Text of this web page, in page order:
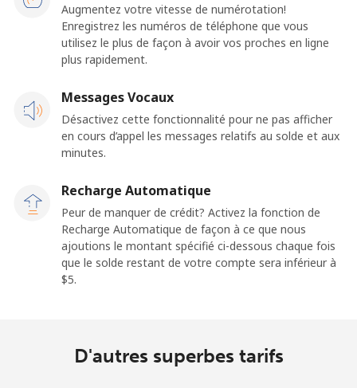
Augmentez votre vitesse de numérotation!
Enregistrez les numéros de téléphone que vous
utilisez le plus de façon à avoir vos proches en ligne
plus rapidement.
Messages Vocaux
Désactivez cette fonctionnalité pour ne pas afficher
en cours d’appel les messages relatifs au solde et aux
minutes.
Recharge Automatique
Peur de manquer de crédit? Activez la fonction de
Recharge Automatique de façon à ce que nous
ajoutions le montant spécifié ci-dessous chaque fois
que le solde restant de votre compte sera inférieur à
⁦$5⁩.
D'autres superbes tarifs